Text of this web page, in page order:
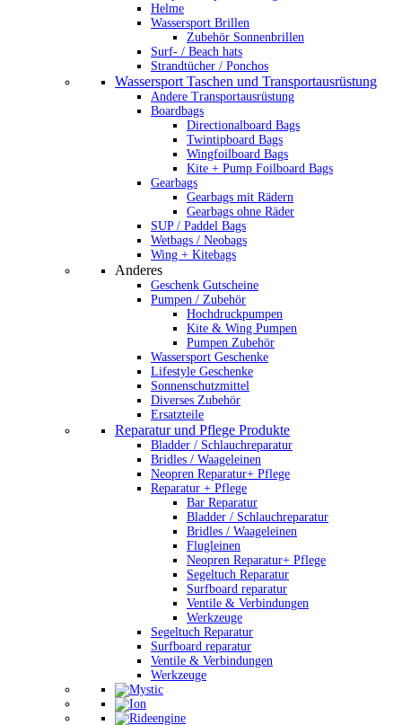
Helme
Wassersport Brillen
Zubehör Sonnenbrillen
Surf- / Beach hats
Strandtücher / Ponchos
Wassersport Taschen und Transportausrüstung
Andere Transportausrüstung
Boardbags
Directionalboard Bags
Twintipboard Bags
Wingfoilboard Bags
Kite + Pump Foilboard Bags
Gearbags
Gearbags mit Rädern
Gearbags ohne Räder
SUP / Paddel Bags
Wetbags / Neobags
Wing + Kitebags
Anderes
Geschenk Gutscheine
Pumpen / Zubehör
Hochdruckpumpen
Kite & Wing Pumpen
Pumpen Zubehör
Wassersport Geschenke
Lifestyle Geschenke
Sonnenschutzmittel
Diverses Zubehör
Ersatzteile
Reparatur und Pflege Produkte
Bladder / Schlauchreparatur
Bridles / Waageleinen
Neopren Reparatur+ Pflege
Reparatur + Pflege
Bar Reparatur
Bladder / Schlauchreparatur
Bridles / Waageleinen
Flugleinen
Neopren Reparatur+ Pflege
Segeltuch Reparatur
Surfboard reparatur
Ventile & Verbindungen
Werkzeuge
Segeltuch Reparatur
Surfboard reparatur
Ventile & Verbindungen
Werkzeuge